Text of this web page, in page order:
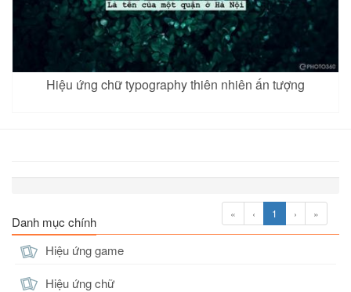
Hiệu ứng chữ typography thiên nhiên ấn tượng
« ‹ 1 › »
Danh mục chính
Hiệu ứng game
Hiệu ứng chữ